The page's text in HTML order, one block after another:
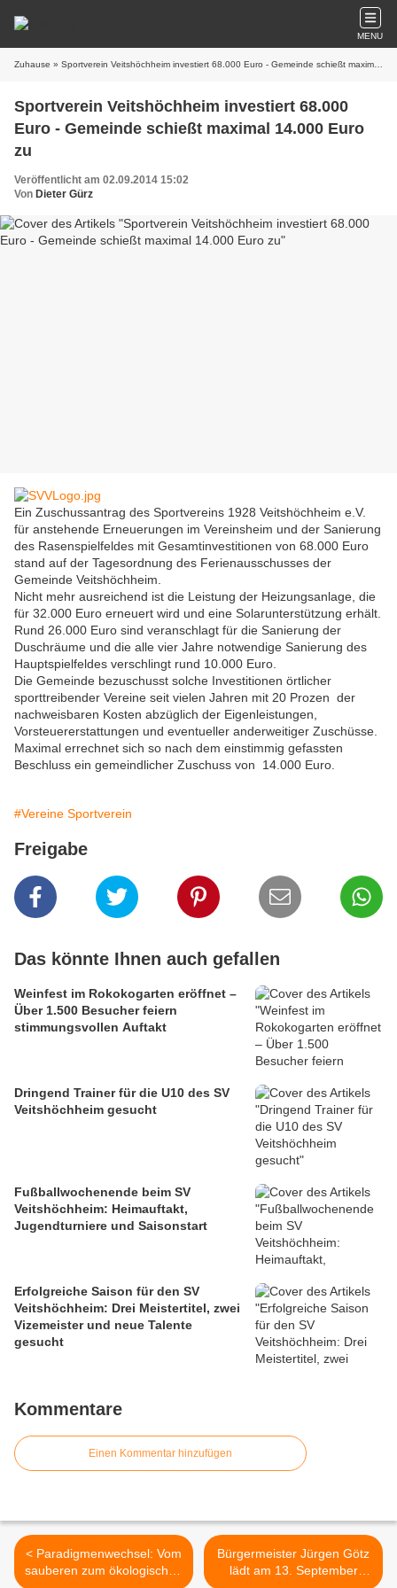
MENU
Zuhause » Sportverein Veitshöchheim investiert 68.000 Euro - Gemeinde schießt maximal 14.000 Euro zu
Sportverein Veitshöchheim investiert 68.000
Euro - Gemeinde schießt maximal 14.000 Euro
zu
Veröffentlicht am 02.09.2014 15:02
Von Dieter Gürz
Ein Zuschussantrag des Sportvereins 1928 Veitshöchheim e.V.
für anstehende Erneuerungen im Vereinsheim und der Sanierung
des Rasenspielfeldes mit Gesamtinvestitionen von 68.000 Euro
stand auf der Tagesordnung des Ferienausschusses der
Gemeinde Veitshöchheim.
Nicht mehr ausreichend ist die Leistung der Heizungsanlage, die
für 32.000 Euro erneuert wird und eine Solarunterstützung erhält.
Rund 26.000 Euro sind veranschlagt für die Sanierung der
Duschräume und die alle vier Jahre notwendige Sanierung des
Hauptspielfeldes verschlingt rund 10.000 Euro.
Die Gemeinde bezuschusst solche Investitionen örtlicher
sporttreibender Vereine seit vielen Jahren mit 20 Prozen der
nachweisbaren Kosten abzüglich der Eigenleistungen,
Vorsteuererstattungen und eventueller anderweitiger Zuschüsse.
Maximal errechnet sich so nach dem einstimmig gefassten
Beschluss ein gemeindlicher Zuschuss von 14.000 Euro.
#Vereine Sportverein
Freigabe
Das könnte Ihnen auch gefallen
Weinfest im Rokokogarten eröffnet –
Über 1.500 Besucher feiern
stimmungsvollen Auftakt
Dringend Trainer für die U10 des SV
Veitshöchheim gesucht
Fußballwochenende beim SV
Veitshöchheim: Heimauftakt,
Jugendturniere und Saisonstart
Erfolgreiche Saison für den SV
Veitshöchheim: Drei Meistertitel, zwei
Vizemeister und neue Talente
gesucht
Kommentare
Einen Kommentar hinzufügen
< Paradigmenwechsel: Vom
sauberen zum ökologischen
Bürgermeister Jürgen Götz
lädt am 13. September